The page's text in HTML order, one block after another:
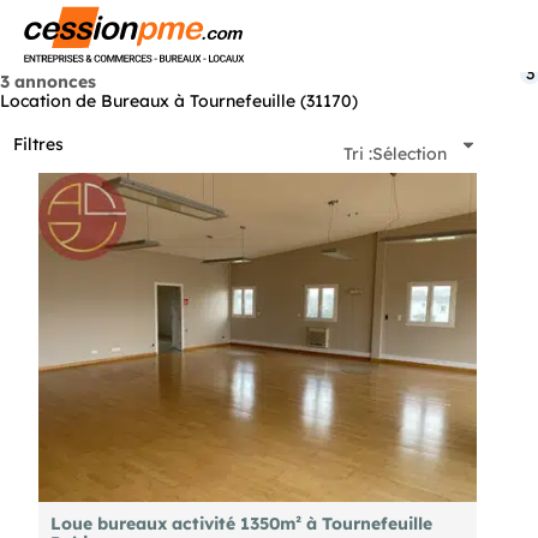
3 annonces
Location de Bureaux à Tournefeuille (31170)
Filtres
3
Tri :Sélection
Loue bureaux activité 1350m² à Tournefeuille